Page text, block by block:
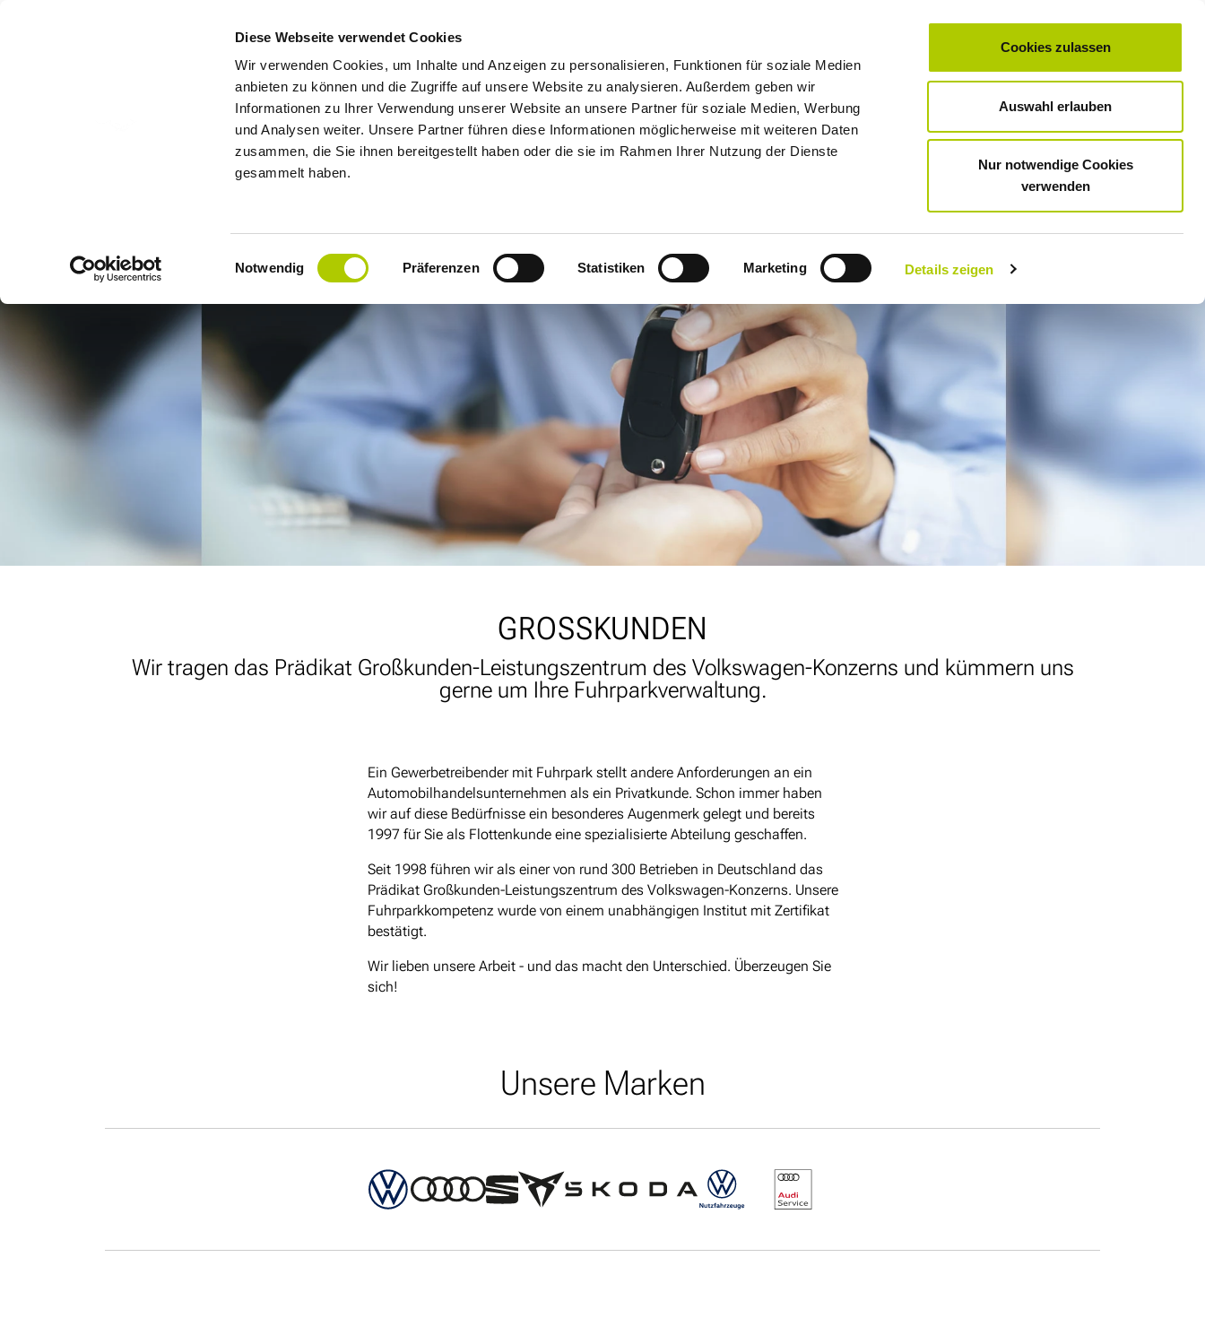
Diese Webseite verwendet Cookies
Wir verwenden Cookies, um Inhalte und Anzeigen zu personalisieren, Funktionen für soziale Medien
anbieten zu können und die Zugriffe auf unsere Website zu analysieren. Außerdem geben wir
Informationen zu Ihrer Verwendung unserer Website an unsere Partner für soziale Medien, Werbung
und Analysen weiter. Unsere Partner führen diese Informationen möglicherweise mit weiteren Daten
zusammen, die Sie ihnen bereitgestellt haben oder die sie im Rahmen Ihrer Nutzung der Dienste
gesammelt haben.
Einwilligungsauswahl
Notwendig Präferenzen Statistiken Marketing Details zeigen
Cookies zulassen
Auswahl erlauben
Nur notwendige Cookies
verwenden
05361 204-0 Standorte & Öffnungszeiten Kontakt Karriere
ANGEBOTE FAHRZEUGE CARAVANING MOBILITYLIVE SERVICE GEWERBE­KUNDEN
GROSSKUNDEN
Wir tragen das Prädikat Großkunden-Leistungszentrum des Volkswagen-Konzerns und kümmern uns
gerne um Ihre Fuhrparkverwaltung.
Ein Gewerbetreibender mit Fuhrpark stellt andere Anforderungen an ein
Automobilhandelsunternehmen als ein Privatkunde. Schon immer haben
wir auf diese Bedürfnisse ein besonderes Augenmerk gelegt und bereits
1997 für Sie als Flottenkunde eine spezialisierte Abteilung geschaffen.
Seit 1998 führen wir als einer von rund 300 Betrieben in Deutschland das
Prädikat Großkunden-Leistungszentrum des Volkswagen-Konzerns. Unsere
Fuhrparkkompetenz wurde von einem unabhängigen Institut mit Zertifikat
bestätigt.
Wir lieben unsere Arbeit - und das macht den Unterschied. Überzeugen Sie
sich!
Unsere Marken